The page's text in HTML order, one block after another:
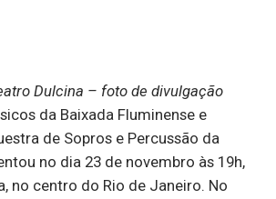
Dulcina – foto de divulgação
da Baixada Fluminense e
de Sopros e Percussão da
no dia 23 de novembro às 19h,
no centro do Rio de Janeiro. No